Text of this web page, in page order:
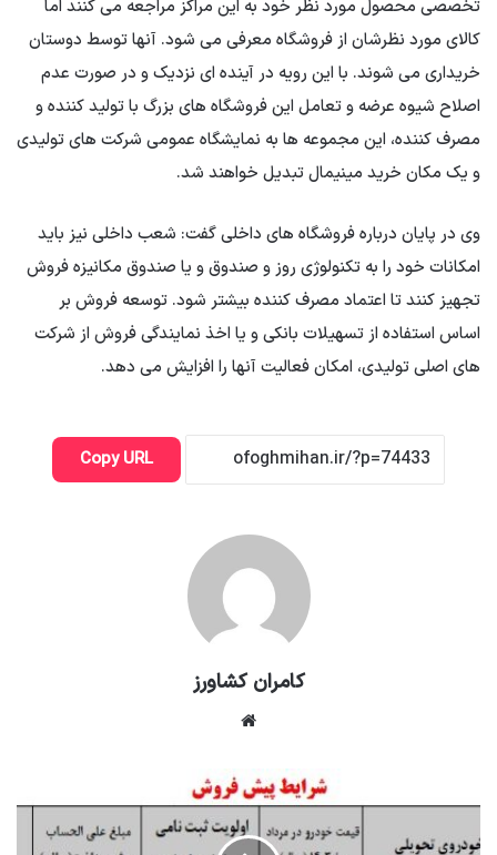
تخصصی محصول مورد نظر خود به این مراکز مراجعه می کنند اما
کالای مورد نظرشان از فروشگاه معرفی می شود. آنها توسط دوستان
خریداری می شوند. با این رویه در آینده ای نزدیک و در صورت عدم
اصلاح شیوه عرضه و تعامل این فروشگاه های بزرگ با تولید کننده و
مصرف کننده، این مجموعه ها به نمایشگاه عمومی شرکت های تولیدی
و یک مکان خرید مینیمال تبدیل خواهند شد.
وی در پایان درباره فروشگاه های داخلی گفت: شعب داخلی نیز باید
امکانات خود را به تکنولوژی روز و صندوق و یا صندوق مکانیزه فروش
تجهیز کنند تا اعتماد مصرف کننده بیشتر شود. توسعه فروش بر
اساس استفاده از تسهیلات بانکی و یا اخذ نمایندگی فروش از شرکت
های اصلی تولیدی، امکان فعالیت آنها را افزایش می دهد.
Copy URL
کامران کشاورز